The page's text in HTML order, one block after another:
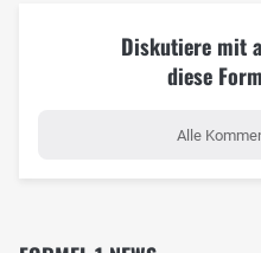
Diskutiere mit
diese
Alle